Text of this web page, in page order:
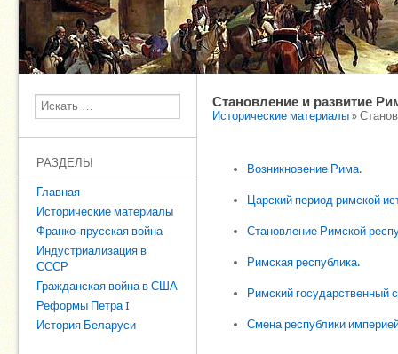
Поиск
РАЗДЕЛЫ
Главная
Исторические материалы
Франко-прусская война
Индустриализация в
СССР
Гражданская война в США
Реформы Петра I
История Беларуси
Становление и развитие
Исторические материалы »
Возникновение Рима.
Царский период римской
Становление Римской
Римская республика.
Римский государственный
Смена республики